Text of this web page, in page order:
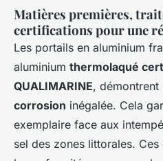
Matières premières,
certifications pour une
Les portails en aluminium
aluminium thermolaqué
QUALIMARINE, démontrent
corrosion inégalée. Cela
exemplaire face aux
sel des zones littorales.